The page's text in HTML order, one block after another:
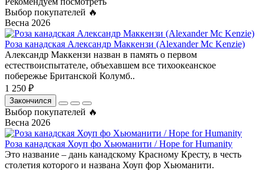
Выбор покупателей 🔥
Весна 2026
Роза канадская Александр Маккензи (Alexander Mc Kenzie)
Александр Маккензи назван в память о первом
естествоиспытателе, объехавшем все тихоокеанское
побережье Британской Колумб..
1 250 ₽
Закончился
Выбор покупателей 🔥
Весна 2026
Роза канадская Хоуп фо Хьюманити / Hope for Humanity
Это название – дань канадскому Красному Кресту, в честь
столетия которого и названа Хоуп фор Хьюманити.